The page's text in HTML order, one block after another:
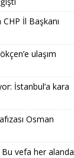
İl Başkanı
ulaşım
İstanbul’a kara
Osman
Bu vefa her alanda